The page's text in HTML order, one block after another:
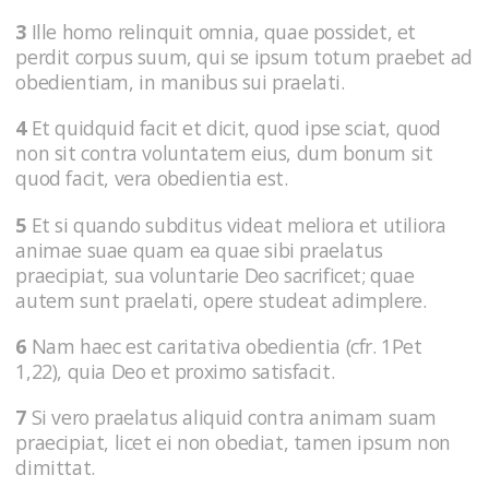
3 Ille homo relinquit omnia, quae possidet, et
perdit corpus suum, qui se ipsum totum praebet ad
obedientiam, in manibus sui praelati.
4Et quidquid facit et dicit, quod ipse sciat, quod
non sit contra voluntatem eius, dum bonum sit
quod facit, vera obedientia est.
5 Et si quando subditus videat meliora et utiliora
animae suae quam ea quae sibi praelatus
praecipiat, sua voluntarie Deo sacrificet; quae
autem sunt praelati, opere studeat adimplere.
6 Nam haec est caritativa obedientia (cfr. 1Pet
1,22), quia Deo et proximo satisfacit.
7 Si vero praelatus aliquid contra animam suam
praecipiat, licet ei non obediat, tamen ipsum non
dimittat.